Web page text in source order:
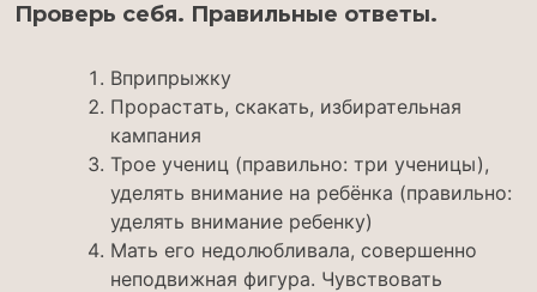
Проверь себя. Правильные ответы.
Вприпрыжку
Прорастать, скакать, избирательная
кампания
Трое учениц (правильно: три ученицы),
уделять внимание на ребёнка (правильно:
уделять внимание ребенку)
Мать его недолюбливала, совершенно
неподвижная фигура. Чувствовать